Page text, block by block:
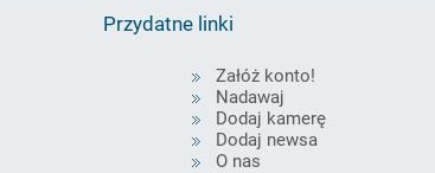
Przydatne linki
Załóż konto!
Nadawaj
Dodaj kamerę
Dodaj newsa
O nas